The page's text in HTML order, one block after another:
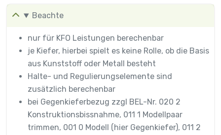
Beachte
nur für KFO Leistungen berechenbar
je Kiefer, hierbei spielt es keine Rolle, ob die Basis
aus Kunststoff oder Metall besteht
Halte- und Regulierungselemente sind
zusätzlich berechenbar
bei Gegenkieferbezug zzgl BEL-Nr. 020 2
Konstruktionsbissnahme, 011 1 Modellpaar
trimmen, 001 0 Modell (hier Gegenkiefer), 011 2